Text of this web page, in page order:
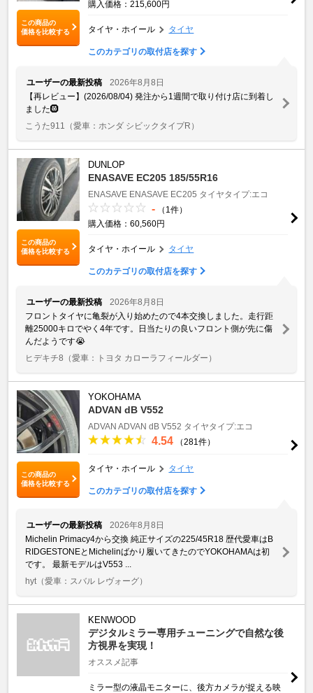
この商品の
価格を比較する
購入価格：215,600円
タイヤ・ホイール タイヤ
このカテゴリの取付店を探す
ユーザーの最新投稿
2026年8月8日
【再レビュー】(2026/08/04) 発注から1週間で取り付け店に到着し
ました🛞
こうた911
（愛車：ホンダ シビックタイプR）
この商品の
価格を比較する
DUNLOP
ENASAVE EC205 185/55R16
ENASAVE ENASAVE EC205 タイヤタイプ:エコ
-
（1件）
購入価格：60,560円
タイヤ・ホイール タイヤ
このカテゴリの取付店を探す
ユーザーの最新投稿
2026年8月8日
フロントタイヤに亀裂が入り始めたので4本交換しました。走行距
離25000キロでやく4年です。日当たりの良いフロント側が先に傷
んだようです😭
ヒデキチ8 （愛車：トヨタ カローラフィールダー）
この商品の
価格を比較する
YOKOHAMA
ADVAN dB V552
ADVAN ADVAN dB V552 タイヤタイプ:エコ
4.54 （281件）
タイヤ・ホイール タイヤ
このカテゴリの取付店を探す
ユーザーの最新投稿
2026年8月8日
Michelin Primacy4から交換 純正サイズの225/45R18 歴代愛車はB
RIDGESTONEとMichelinばかり履いてきたのでYOKOHAMAは初
です。 最新モデルはV553 ...
hyt （愛車：スバル レヴォーグ）
KENWOOD
デジタルミラー専用チューニングで自然な後
方視界を実現！
オススメ記事
ミラー型の液晶モニターに、後方カメラが捉える映